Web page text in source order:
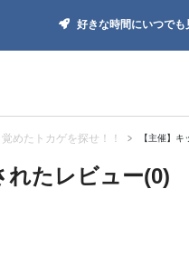
好きな時間にいつで
めたトカゲを探せ！！ 【主催】
れたレビュー(0)